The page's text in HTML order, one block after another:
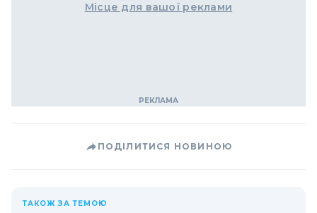
Місце для вашої реклами
ПОДІЛИТИСЯ НОВИНОЮ
ТАКОЖ ЗА ТЕМОЮ